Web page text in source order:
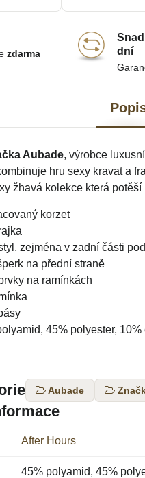
Aubade, výrobce
hru sexy kravat a
žhavá kolekce která potěší
korzet
zejména v zadní části
na přední straně
na ramínkách
45% polyester, 10%
Aubade
After Hours
45% polyamid, 45%
zdarma
dní